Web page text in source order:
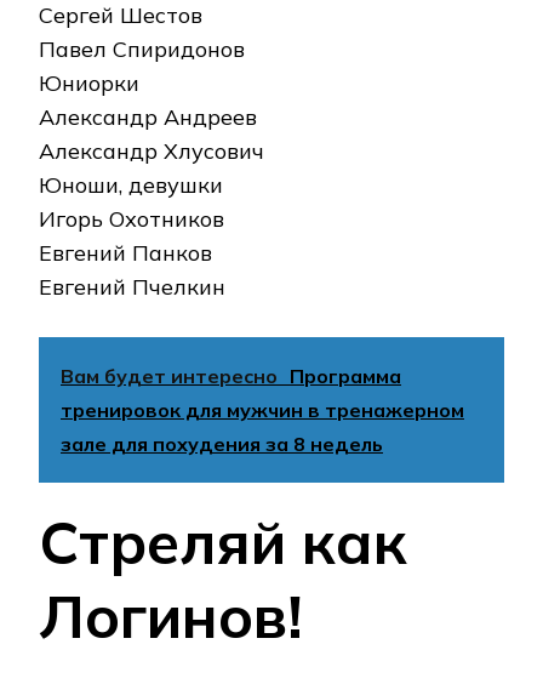
Сергей Шестов
Павел Спиридонов
Юниорки
Александр Андреев
Александр Хлусович
Юноши, девушки
Игорь Охотников
Евгений Панков
Евгений Пчелкин
Вам будет интересно Программа
тренировок для мужчин в тренажерном
зале для похудения за 8 недель
Стреляй как
Логинов!